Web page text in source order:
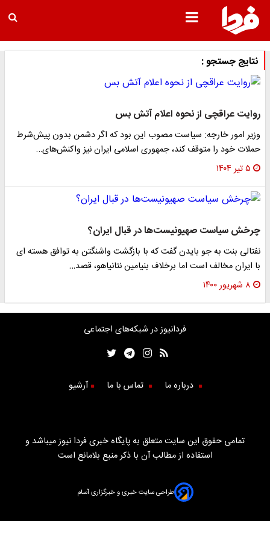
نتایج جستجو :
روایت عراقچی از نحوه اعلام آتش بس
وزیر امور خارجه: سیاست مصوب این بود که اگر دشمن بدون پیش‌شرط
حملات خود را متوقف کند، جمهوری اسلامی ایران نیز واکنش‌های…
۵ تیر ۱۴۰۴
چرخش سیاست صهیونیست‌ها در قبال ایران؟
نفتالی بنت به جو بایدن گفت که با بازگشت واشنگتن به توافق هسته ای
با ایران مخالف است اما برخلاف بنیامین نتانیاهو، قصد…
۸ شهریور ۱۴۰۰
فردانیوز در شبکه‌های اجتماعی
درباره ما تماس با ما آرشیو
تمامی حقوق این سایت متعلق به پایگاه خبری فردا نیوز میباشد و
استفاده از مطالب آن با ذکر منبع بلامانع است
طراحی سایت خبری و خبرگزاری آسام